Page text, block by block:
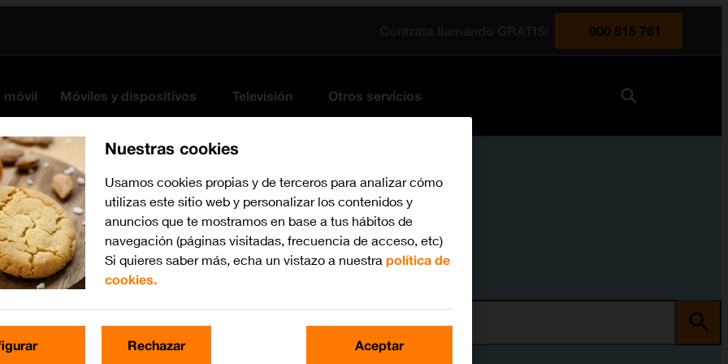
900 815 761
móvil Móviles y dispositivos Televisión Otros servicios
Nuestras cookies
Usamos cookies propias y de terceros para analizar cómo
utilizas este sitio web y personalizar los contenidos y
anuncios que te mostramos en base a tus hábitos de
navegación (páginas visitadas, frecuencia de acceso, etc)
Si quieres saber más, echa un vistazo a nuestra política de
cookies.
Rechazar Aceptar